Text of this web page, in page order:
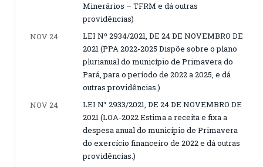
Minerários – TFRM e dá outras
providências)
NOV 24
LEI Nº 2934/2021, DE 24 DE NOVEMBRO DE
2021 (PPA 2022-2025 Dispõe sobre o plano
plurianual do município de Primavera do
Pará, para o período de 2022 a 2025, e dá
outras providências.)
NOV 24
LEI N° 2933/2021, DE 24 DE NOVEMBRO DE
2021 (LOA-2022 Estima a receita e fixa a
despesa anual do município de Primavera
do exercício financeiro de 2022 e dá outras
providências.)